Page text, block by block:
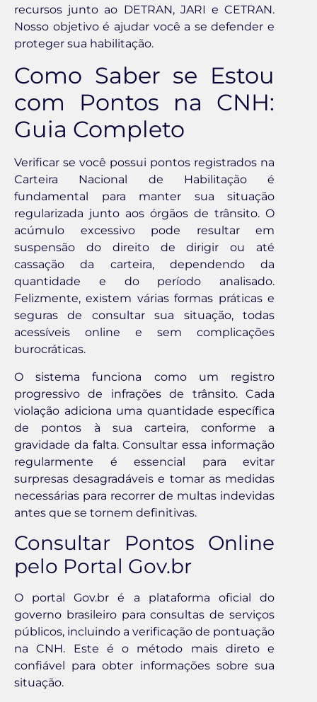
recursos junto ao DETRAN, JARI e CETRAN.
Nosso objetivo é ajudar você a se defender e
proteger sua habilitação.
Como Saber se Estou
com Pontos na CNH:
Guia Completo
Verificar se você possui pontos registrados na
Carteira Nacional de Habilitação é
fundamental para manter sua situação
regularizada junto aos órgãos de trânsito. O
acúmulo excessivo pode resultar em
suspensão do direito de dirigir ou até
cassação da carteira, dependendo da
quantidade e do período analisado.
Felizmente, existem várias formas práticas e
seguras de consultar sua situação, todas
acessíveis online e sem complicações
burocráticas.
O sistema funciona como um registro
progressivo de infrações de trânsito. Cada
violação adiciona uma quantidade específica
de pontos à sua carteira, conforme a
gravidade da falta. Consultar essa informação
regularmente é essencial para evitar
surpresas desagradáveis e tomar as medidas
necessárias para recorrer de multas indevidas
antes que se tornem definitivas.
Consultar Pontos Online
pelo Portal Gov.br
O portal Gov.br é a plataforma oficial do
governo brasileiro para consultas de serviços
públicos, incluindo a verificação de pontuação
na CNH. Este é o método mais direto e
confiável para obter informações sobre sua
situação.